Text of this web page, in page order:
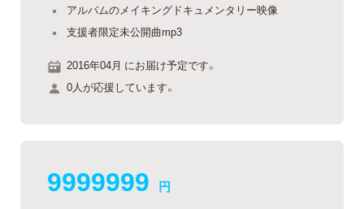
アルバムのメイキングドキュメンタリー映像
支援者限定未公開曲mp3
2016年04月 にお届け予定です。
0人が応援しています。
9999999 円